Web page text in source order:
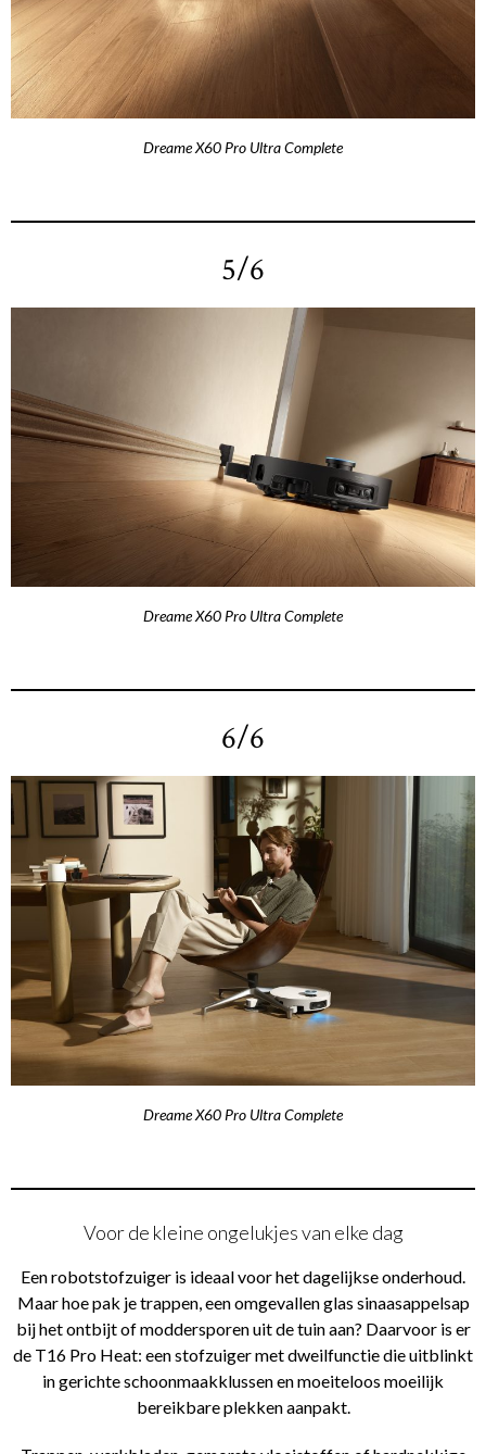
Dreame X60 Pro Ultra Complete
5/6
Dreame X60 Pro Ultra Complete
6/6
Dreame X60 Pro Ultra Complete
Voor de kleine ongelukjes van elke dag
Een robotstofzuiger is ideaal voor het dagelijkse onderhoud.
Maar hoe pak je trappen, een omgevallen glas sinaasappelsap
bij het ontbijt of moddersporen uit de tuin aan? Daarvoor is er
de T16 Pro Heat: een stofzuiger met dweilfunctie die uitblinkt
in gerichte schoonmaakklussen en moeiteloos moeilijk
bereikbare plekken aanpakt.